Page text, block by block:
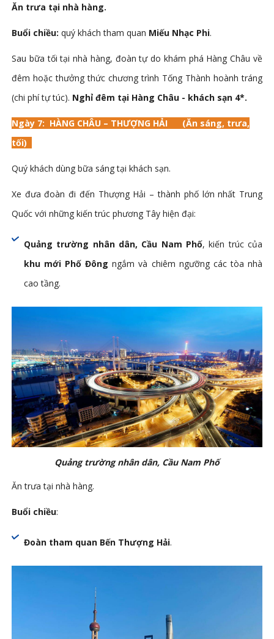
Ăn trưa tại nhà hàng.
Buổi chiều: quý khách tham quan Miếu Nhạc Phi.
Sau bữa tối tại nhà hàng, đoàn tự do khám phá Hàng Châu về
đêm hoặc thưởng thức chương trình Tống Thành hoành tráng
(chi phí tự túc). Nghỉ đêm tại Hàng Châu - khách sạn 4*.
Ngày 7: HÀNG CHÂU – THƯỢNG HẢI (Ăn sáng, trưa,
tối)
Quý khách dùng bữa sáng tại khách sạn.
Xe đưa đoàn đi đến Thượng Hải – thành phố lớn nhất Trung
Quốc với những kiến trúc phương Tây hiện đại:
Quảng trường nhân dân, Cầu Nam Phố, kiến trúc của
khu mới Phố Đông ngắm và chiêm ngưỡng các tòa nhà
cao tầng.
Quảng trường nhân dân, Cầu Nam Phố
Ăn trưa tại nhà hàng.
Buổi chiều:
Đoàn tham quan Bến Thượng Hải.